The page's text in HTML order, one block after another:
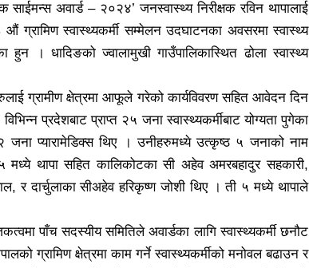
साईमन्स अवार्ड – २०२४’ जनस्वास्थ्य निरीक्षक रविन थापालाई
ग्रामिण स्वास्थ्यकर्मी सम्मेलन उदघाटनका अवसरमा स्वास्थ्य
। धादिङको ज्वालामुखी गाउँपालिकास्थित ढोला स्वास्थ्य
ग्रामीण क्षेत्रमा आफूले गरेको कार्यविवरण सहित आवेदन दिन
प्रदेशबाट प्राप्त २५ जना स्वास्थ्यकर्मीबाट योग्यता पुगेका
प्यारामेडिक्स थिए । उनीहरुमध्ये उत्कृष्ठ ५ जनाको नाम
थापा सहित कालिकोटका सी अहेव अमरबहादुर सहकारी,
र दार्चुलाका सीअहेव हरिकृष्ण जोशी थिए । ती ५ मध्ये थापाले
पाँच सदस्यीय समितिले अवार्डका लागि स्वास्थ्यकर्मी छनौट
ग्रामिण क्षेत्रमा काम गर्ने स्वास्थ्यकर्मीको मनोवल बढाउन र